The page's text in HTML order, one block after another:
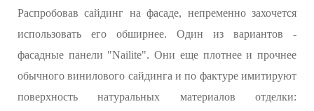
Распробовав сайдинг на фасаде, непременно захочется
использовать его обширнее. Один из вариантов -
фасадные панели "Nailite". Они еще плотнее и прочнее
обычного винилового сайдинга и по фактуре имитируют
поверхность натуральных материалов отделки: